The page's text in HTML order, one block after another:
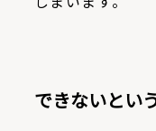
できないとい